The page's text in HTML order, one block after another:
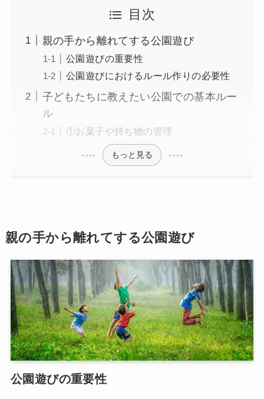
目次
親の手から離れてする公園遊び
公園遊びの重要性
公園遊びにおけるルール作りの必要性
子どもたちに教えたい公園での基本ルー
ル
①お菓子や持ち物の管理
もっと見る
親の手から離れてする公園遊び
公園遊びの重要性